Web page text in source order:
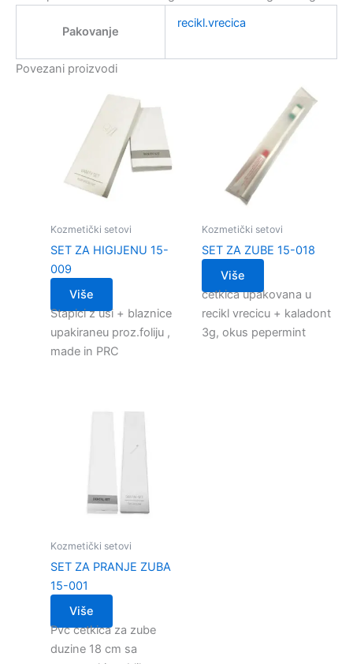
Pakovanje
recikl.vrecica
Povezani proizvodi
Kozmetički setovi
SET ZA HIGIJENU 15-
009
Više
Stapici z usi + blaznice
upakiraneu proz.foliju ,
made in PRC
Kozmetički setovi
SET ZA ZUBE 15-018
Više
cetkica upakovana u
recikl vrecicu + kaladont
3g, okus pepermint
Kozmetički setovi
SET ZA PRANJE ZUBA
15-001
Više
Pvc cetkica za zube
duzine 18 cm sa